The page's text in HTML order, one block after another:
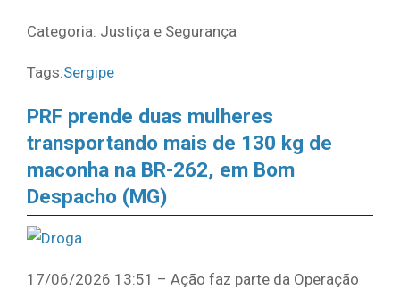
Categoria: Justiça e Segurança
Tags:Sergipe
PRF prende duas mulheres
transportando mais de 130 kg de
maconha na BR-262, em Bom
Despacho (MG)
17/06/2026 13:51 – Ação faz parte da Operação